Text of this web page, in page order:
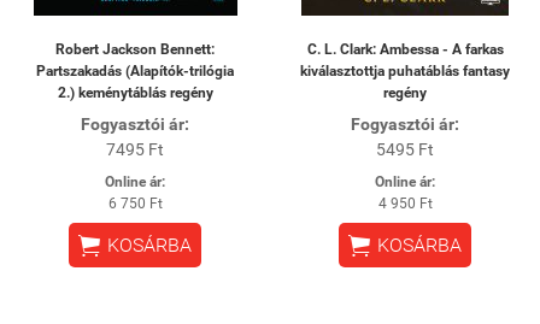
Robert Jackson Bennett:
Partszakadás (Alapítók-trilógia
2.) keménytáblás regény
Fogyasztói ár:
7495 Ft
Online ár:
6 750 Ft
 KOSÁRBA
C. L. Clark: Ambessa - A farkas
kiválasztottja puhatáblás fantasy
regény
Fogyasztói ár:
5495 Ft
Online ár:
4 950 Ft
 KOSÁRBA